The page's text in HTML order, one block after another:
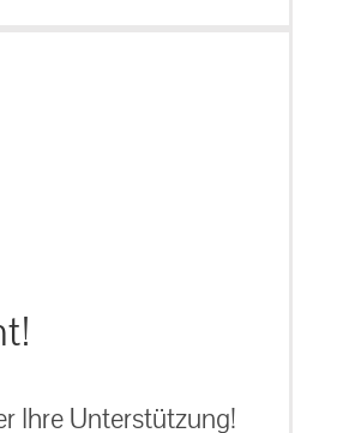
Ihre Unterstützung!